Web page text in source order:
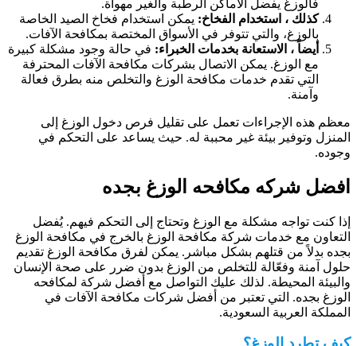
فالوزغ يفضل الأماكن الرطبة والغير مهواة.
كذلك ، استخدام الفخاخ:يمكن استخدام فخاخ الصيد الخاصة
بالوزغ، والتي تتوفر في الأسواق المختصة بمكافحة الآفات.
أيضاً ، الاستعانة بخدمات الخبراء:في حالة وجود مشكلة كبيرة
مع الوزغ. يمكن الاتصال بشركات مكافحة الآفات المحترفة
التي تقدم خدمات مكافحة الوزغ والتخلص منه بطرق فعالة
وآمنة.
هذه الإجراءات تعمل على تقليل فرص دخول الوزغ إلى
وتوفير بيئة غير محببة له. حيث يساعد على التحكم في
شركه مكافحه الوزغ بجده
كنت تواجه مشكلة مع الوزغ وتحتاج إلى التحكم فيهم. يُفضل
مع خدمات شركة مكافحة الوزغ بالخرج في مكافحة الوزغ
بدلاً من قتلهم بشكل مباشر. يمكن لفرق مكافحة الوزغ تقديم
آمنة وفعّالة للتخلص من الوزغ بدون ضرر على صحة الإنسان
المحيطة. لذلك عليك التواصل مع أفضل شركة لمكافحه
بجده. التي تعتبر من أفضل شركات مكافحة الآفات في
العربية السعودية.